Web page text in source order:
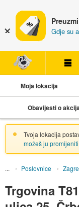
Gdje su
Moja lokacija
Obavijesti o
Tvoja lokacija
možeš ju promijeniti
Poslovnice
Trgovina